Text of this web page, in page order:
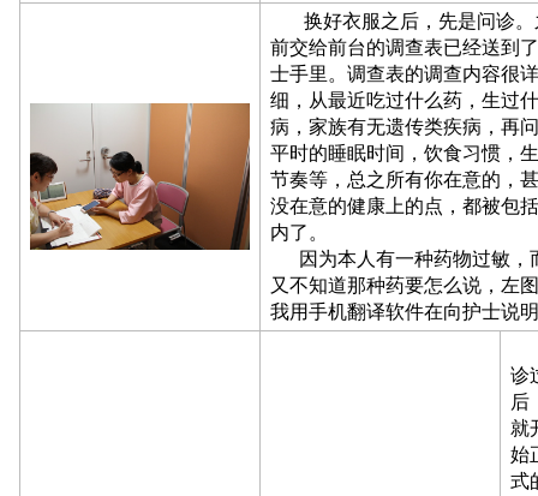
换好衣服之后，先是问诊。
前交给前台的调查表已经送到
士手里。调查表的调查内容很详
细，从最近吃过什么药，生过
病，家族有无遗传类疾病，再
平时的睡眠时间，饮食习惯，
节奏等，总之所有你在意的，
没在意的健康上的点，都被包
内了。
因为本人有一种药物过敏，
又不知道那种药要怎么说，左
我用手机翻译软件在向护士说
诊
后
就
始
式